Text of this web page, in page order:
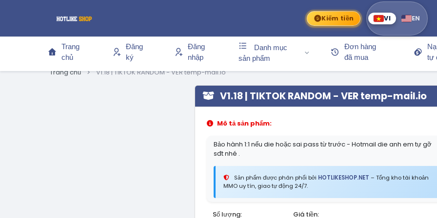
Kiếm tiền VI EN
Trang
chủ
Đăng
ký
Đăng
nhập
Danh mục
sản phẩm
Đơn hàng
đã mua
tự
Trang chủ V1.18 | TIKTOK RANDOM - VER temp-mail.io
V1.18 | TIKTOK RANDOM - VER temp-mail.io
Mô tả sản phẩm:
Bảo hành 1:1 nếu die hoặc sai pass từ trước - Hotmail die anh em tự gỡ
sđt nhé .
Sản phẩm được phân phối bởi HOTLIKESHOP.NET – Tổng kho tài khoản
MMO uy tín, giao tự động 24/7.
Số lượng: Giá tiền: